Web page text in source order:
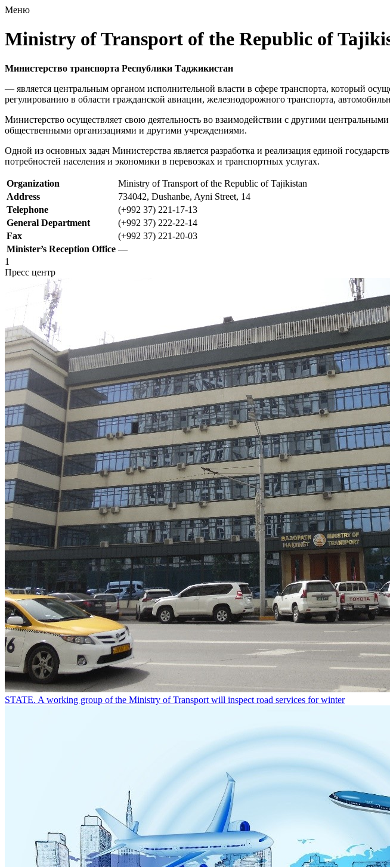
Меню
Ministry of Transport of the Republic of
Министерство транспорта Республики Таджикистан
— является центральным органом исполнительной власти в сфере транспорта, который
регулированию в области гражданской авиации, железнодорожного транспорта,
Министерство осуществляет свою деятельность во взаимодействии с другими
общественными организациями и другими учреждениями.
Одной из основных задач Министерства является разработка и реализация единой
потребностей населения и экономики в перевозках и транспортных услугах.
Organization
Ministry of Transport of the Republic of Tajikistan
Address
734042, Dushanbe, Ayni Street, 14
Telephone
(+992 37) 221-17-13
General Department
(+992 37) 222-22-14
Fax
(+992 37) 221-20-03
Minister’s Reception Office —
1
Пресс центр
STATE. A working group of the Ministry of Transport will inspect road services for winter